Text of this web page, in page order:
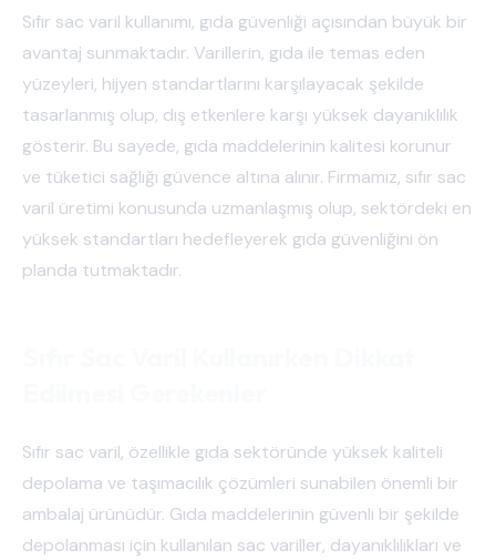
Sıfır sac varil kullanımı, gıda güvenliği açısından büyük bir
avantaj sunmaktadır. Varillerin, gıda ile temas eden
yüzeyleri, hijyen standartlarını karşılayacak şekilde
tasarlanmış olup, dış etkenlere karşı yüksek dayanıklılık
gösterir. Bu sayede, gıda maddelerinin kalitesi korunur
ve tüketici sağlığı güvence altına alınır. Firmamız, sıfır sac
varil üretimi konusunda uzmanlaşmış olup, sektördeki en
yüksek standartları hedefleyerek gıda güvenliğini ön
planda tutmaktadır.
Sıfır sac varil, özellikle gıda sektöründe yüksek kaliteli
depolama ve taşımacılık çözümleri sunabilen önemli bir
ambalaj ürünüdür. Gıda maddelerinin güvenli bir şekilde
depolanması için kullanılan sac variller, dayanıklılıkları ve